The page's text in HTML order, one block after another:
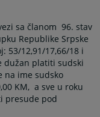
sa članom 96. stav
Republike Srpske
53/12,91/17,66/18 i
dužan platiti sudski
na ime sudsko
KM, a sve u roku
presude pod